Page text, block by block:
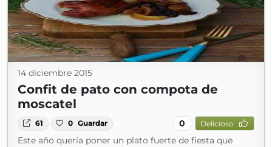
14 diciembre 2015
Confit de pato con compota de
moscatel
61 0 Guardar 0 Delicioso
Este año quería poner un plato fuerte de fiesta que